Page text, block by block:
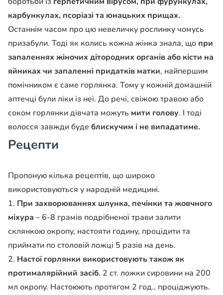
карбункулах, псоріазі та юнацьких прищах.
Останнім часом про цю невеличку рослинку чомусь
призабули. Тоді як колись кожна жінка знала, що при
запаленнях жіночих дітородних органів або кісти на
яйниках чи запаленні придатків матки, найпершим
помічником є саме горлянка. Тому у кожній домашній
аптечці були ліки із неї. До речі, свіжою травою або
соком горлянки дівчата можуть мити голову. І тоді
волосся завжди буде блискучим і не випадатиме.
Рецепти
Пропоную кілька рецептів, що широко
використовуються у народній медицині.
1. При захворюваннях шлунка, печінки та жовчного
міхура – 6-8 грамів подрібненої трави залити
склянкою окропу, настояти годину, процідити та
приймати по столовій ложці 5 разів на день.
2. Настої горлянки використовують також як
протималярійний засіб. 2 ст. ложки сировини на 200
мл окропу. Настоюють протягом 2 год., проціджують.